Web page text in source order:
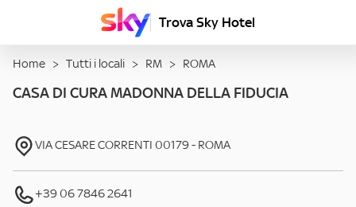
Trova Sky Hotel
Home > Tutti i locali > RM > ROMA
CASA DI CURA MADONNA DELLA FIDUCIA
VIA CESARE CORRENTI 00179 - ROMA
+39 06 7846 2641